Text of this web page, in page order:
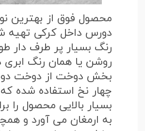
محصول فوق از بهترین
دورس داخل کرکی تهیه
رنگ بسیار پر طرف دار
روشن یا همان رنگ ابری
بخش دوخت از دوخت
چهار نخ استفاده شده
بسیار بالایی محصول را
به ارمغان می آورد و